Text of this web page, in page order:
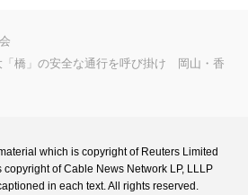
「橋」の安全な通行を呼び掛け 岡山・香
which is copyright of Reuters Limited
of Cable News Network LP, LLLP
in each text. All rights reserved.